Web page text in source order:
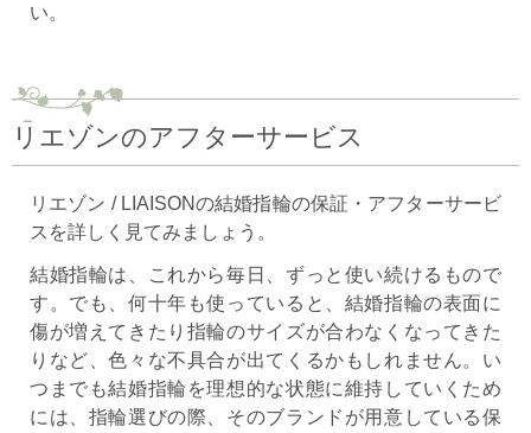
い。
リエゾンのアフターサービス
リエゾン / LIAISONの結婚指輪の保証・アフターサービ
スを詳しく見てみましょう。
結婚指輪は、これから毎日、ずっと使い続けるもので
す。でも、何十年も使っていると、結婚指輪の表面に
傷が増えてきたり指輪のサイズが合わなくなってきた
りなど、色々な不具合が出てくるかもしれません。い
つまでも結婚指輪を理想的な状態に維持していくため
には、指輪選びの際、そのブランドが用意している保